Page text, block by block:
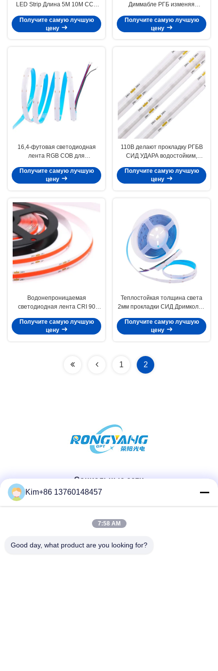
LED Strip Длина 5M 10M CCT
Получите самую лучшую
цену
Диммабле РГБ изменяя
дистанционным управлением
Получите самую лучшую
цену
16,4-футовая светодиодная
лента RGB COB для
5050SMD 3528SMD
Получите самую лучшую
цену
110В делают прокладку РГБВ
СИД УДАРА водостойким,
для комнаты
Получите самую лучшую
цену
Водонепроницаемая
светодиодная лента CRI 90
Практичная
Получите самую лучшую
цену
Теплостойкая толщина света
2мм прокладки СИД Дримколор
Получите самую лучшую
цену
1 2
Социальные сети
Быстрый контакт
ТЕЛЕФОН:
Kim+86 13760148457
7:58 AM
Good day, what product are you looking for?